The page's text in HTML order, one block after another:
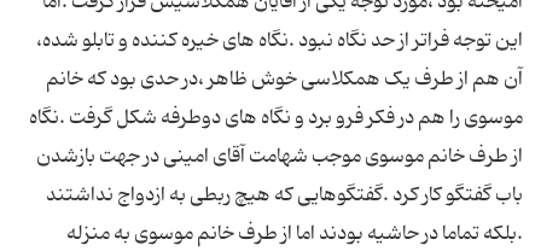
این توجه فراتر از حد نگاه نبود .نگاه های خیره کننده و تابلو شده،
آن هم از طرف یک همکلاسی خوش ظاهر ،در حدی بود که خانم
موسوی را هم در فکر فرو برد و نگاه های دوطرفه شکل گرفت .نگاه
از طرف خانم موسوی موجب شهامت آقای امینی در جهت بازشدن
باب گفتگو کار کرد .گفتگوهایی که هیچ ربطی به ازدواج نداشتند
.بلکه تماما در حاشیه بودند اما از طرف خانم موسوی به منزله